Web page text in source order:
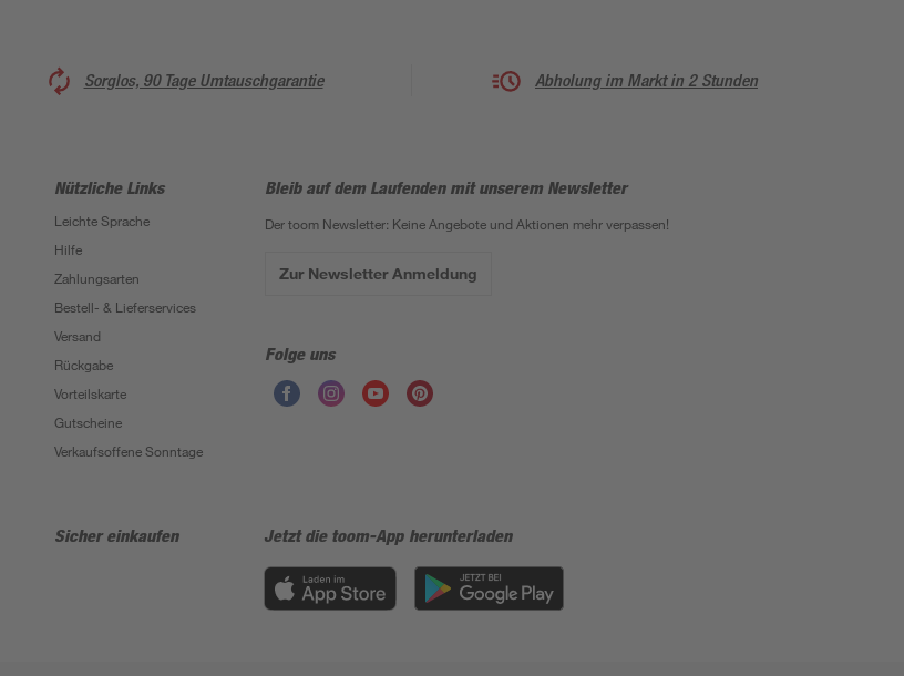
Sorglos, 90 Tage Umtauschgarantie Abholung im Markt in 2 Stunden
Nützliche Links
Leichte Sprache
Hilfe
Zahlungsarten
Bestell- & Lieferservices
Versand
Rückgabe
Vorteilskarte
Gutscheine
Verkaufsoffene Sonntage
Bleib auf dem Laufenden mit unserem Newsletter
Der toom Newsletter: Keine Angebote und Aktionen mehr verpassen!
Zur Newsletter Anmeldung
Folge uns
Sicher einkaufen Jetzt die toom-App herunterladen